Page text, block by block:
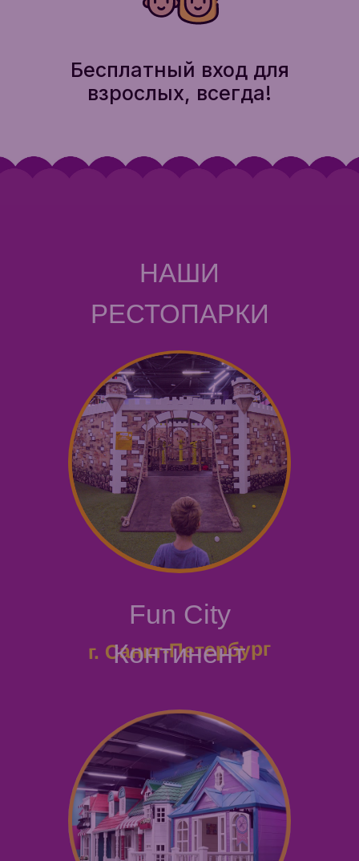
Бесплатный вход для
взрослых, всегда!
НАШИ
РЕСТОПАРКИ
г. Санкт-Петербург
Fun City
Континент